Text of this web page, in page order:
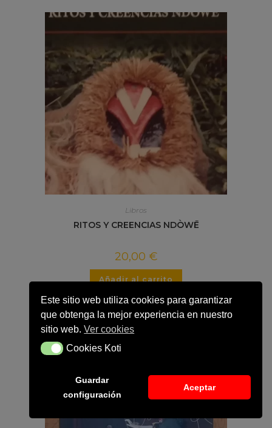
Libros
RITOS Y CREENCIAS NDÒWĒ
20,00 €
Añadir al carrito
Este sitio web utiliza cookies para garantizar
que obtenga la mejor experiencia en nuestro
sitio web.Ver cookies
Cookies Koti
Cookies Koti
Guardar
configuración
Aceptar